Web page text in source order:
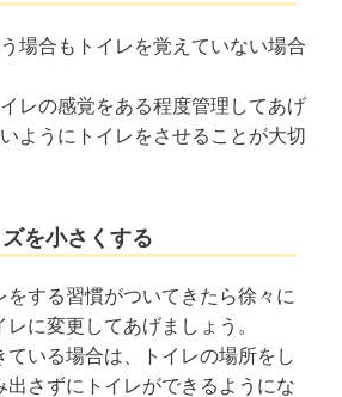
場合もトイレを覚えていない場合
レの感覚をある程度管理してあげ
ようにトイレをさせることが大切
を小さくする
をする習慣がついてきたら徐々に
に変更してあげましょう。
ている場合は、トイレの場所をし
出さずにトイレができるようにな